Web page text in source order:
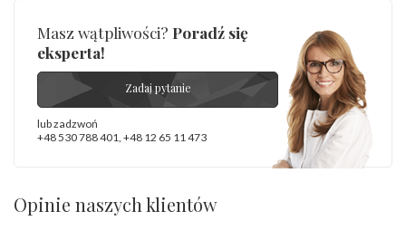
Masz wątpliwości? Poradź się
eksperta!
Zadaj pytanie
lub zadzwoń
+48 530 788 401, +48 12 65 11 473
Opinie naszych klientów